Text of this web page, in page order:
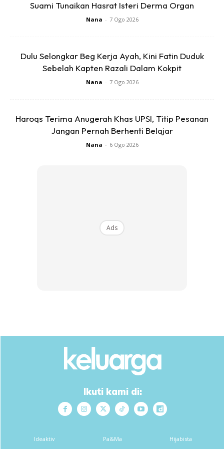
Adi marah bila orang tanam ummi dia.. Adi mengamuk.. Adi
suruh kejutkan ummi.. Adi nak ikut ummi masuk sekali..
Yelah, kita kan selalu berlakon pura-pura mati depan dia..
Suami Tunaikan Hasrat Isteri Derma Organ
Nana - 7 Ogo 2026
Dulu Selongkar Beg Kerja Ayah, Kini Fatin Duduk
Sebelah Kapten Razali Dalam Kokpit
Nana - 7 Ogo 2026
Haroqs Terima Anugerah Khas UPSI, Titip Pesanan
Jangan Pernah Berhenti Belajar
Nana - 6 Ogo 2026
Ads
Ikuti kami di:
Ideaktiv Pa&Ma Hijabista